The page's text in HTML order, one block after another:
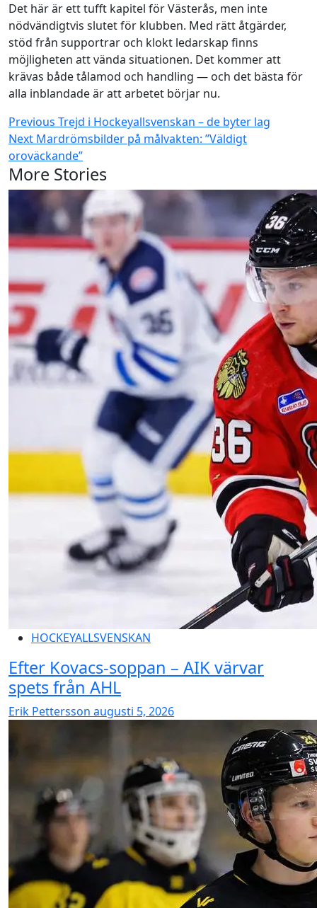
Det här är ett tufft kapitel för Västerås, men inte
nödvändigtvis slutet för klubben. Med rätt åtgärder,
stöd från supportrar och klokt ledarskap finns
möjligheten att vända situationen. Det kommer att
krävas både tålamod och handling — och det bästa för
alla inblandade är att arbetet börjar nu.
Continue
Reading
Previous Trejd i Hockeyallsvenskan – de byter lag
Next Mardrömsbilder på målvakten: ”Väldigt
oroväckande”
More Stories
HOCKEYALLSVENSKAN
Efter Kovacs-soppan – AIK värvar
spets från AHL
Erik Pettersson augusti 5, 2026